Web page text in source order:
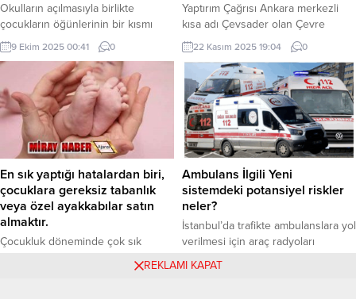
Okulların açılmasıyla birlikte
çocukların öğünlerinin bir kısmı
artık okul saatlerine denk geliyor.
Bu noktada beslenme
alışkanlıklarının diş sağlığı
üzerindeki etkilerine dikkat çeken
çocuk diş hekimi Nurgül Demir,
özellikle paketli gıdalar ve şekerli
içeceklerin çürük riskini ciddi
şekilde artırdığını belirtiyor. Demir,
“Meyveli sodalar, kutu meyve suları,
hazır kahveler ve enerji
içecekleri;...
9 Ekim 2025 00:41 0
Yaptırım Çağrısı Ankara merkezli
kısa adı Çevsader olan Çevre
Sağlıkçılar Eğitim ve Dayanışma
Derneği’nden Alüminyum Fosfit ve
tarım ilaçlarıyla halk sağlığı alanında
yapılan korsan ilaçlamalarla ilgili
toplumsal uyarı ve yaptırım çağrısı
geldi. Kritik Bilgi: Yaşanan
zehirlenme vakalarının kaynağı,
yetkisiz kişi ve kuruluşların tarım
ilaçlarını (fümigantları)...
22 Kasım 2025 19:04 0
En sık yaptığı hatalardan biri,
çocuklara gereksiz tabanlık
veya özel ayakkabılar satın
almaktır.
Çocukluk döneminde çok sık
bozukluklarından biri olan içe
Ambulans İlgili Yeni
sistemdeki potansiyel riskler
neler?
İstanbul’da trafikte ambulanslara yol
verilmesi için araç radyoları
sürücülere “Lütfen ambulansa yol
21 Eylül 2025 02:33
REKLAMI KAPAT